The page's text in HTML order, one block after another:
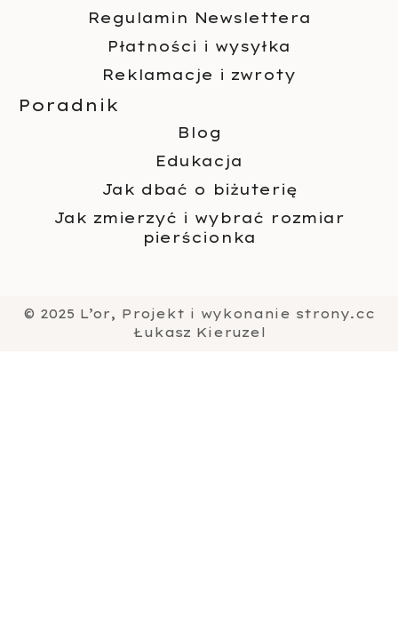
Regulamin Newslettera
Płatności i wysyłka
Reklamacje i zwroty
Poradnik
Blog
Edukacja
Jak dbać o biżuterię
Jak zmierzyć i wybrać rozmiar
pierścionka
© 2025 L’or, Projekt i wykonanie strony.cc
Łukasz Kieruzel